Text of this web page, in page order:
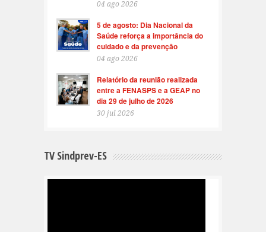
04 ago 2026
5 de agosto: Dia Nacional da
Saúde reforça a importância do
cuidado e da prevenção
04 ago 2026
Relatório da reunião realizada
entre a FENASPS e a GEAP no
dia 29 de julho de 2026
30 jul 2026
TV Sindprev-ES